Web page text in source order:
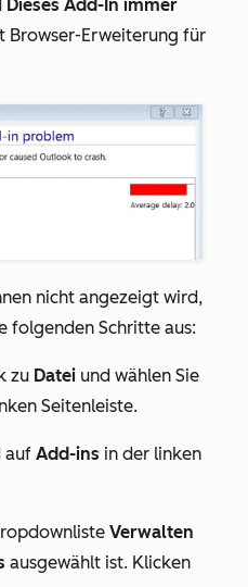
Dieses Add-In immer
Browser-Erweiterung für
nicht angezeigt wird,
folgenden Schritte aus:
zu Datei und wählen Sie
Seitenleiste.
auf Add-ins in der linken
Verwalten
ausgewählt ist. Klicken